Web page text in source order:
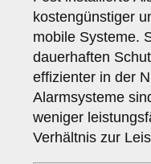
kostengünstiger
mobile Systeme.
dauerhaften
effizienter in der
Alarmsysteme
weniger
Verhältnis zur